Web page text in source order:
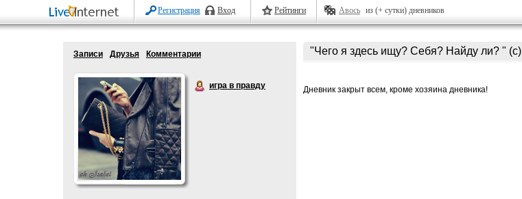
Регистрация Вход Рейтинги Авось из (+ сутки) дневников
Записи Друзья Комментарии
игра в правду
"Чего я здесь ищу? Себя? Найду ли? " (с)
Дневник закрыт всем, кроме хозяина дневника!